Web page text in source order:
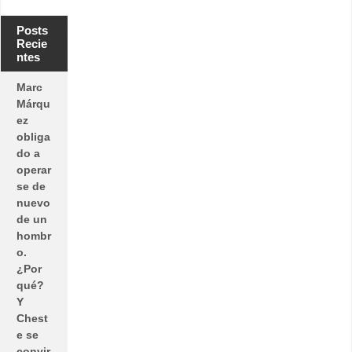
Posts
Recie
ntes
Marc
Márqu
ez
obliga
do a
operar
se de
nuevo
de un
hombr
o.
¿Por
qué?
Y
Chest
e se